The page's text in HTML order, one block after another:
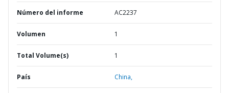
Número del informe AC2237
Volumen 1
Total Volume(s) 1
País China,